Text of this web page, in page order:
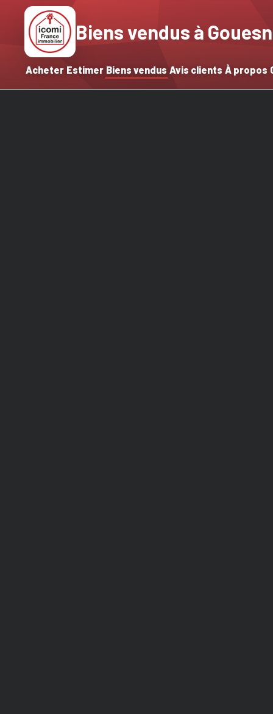
Acheter Estimer Biens vendus Avis clients À propos
Biens vendus à